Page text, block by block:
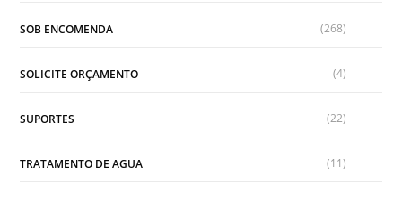
SOB ENCOMENDA (268)
SOLICITE ORÇAMENTO (4)
SUPORTES (22)
TRATAMENTO DE AGUA (11)